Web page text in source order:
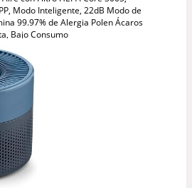
Modo Inteligente, 22dB Modo de
99.97% de Alergia Polen Ácaros
Bajo Consumo